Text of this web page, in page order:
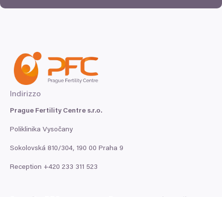
Indirizzo
Prague Fertility Centre s.r.o.
Poliklinika Vysočany
Sokolovská 810/304, 190 00 Praha 9
Reception +420 233 311 523